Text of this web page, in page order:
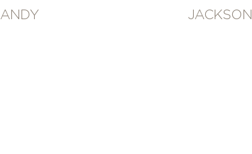
ANDY JACKSON